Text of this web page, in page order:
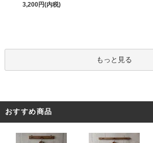
3,200円(内税)
もっと見る
おすすめ商品